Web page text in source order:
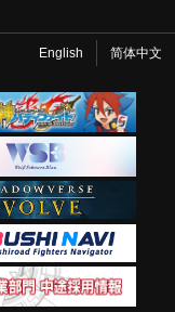
English 简体中文